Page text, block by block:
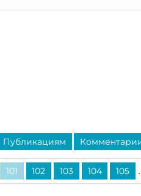
Публикациям
101 102 103 104 105